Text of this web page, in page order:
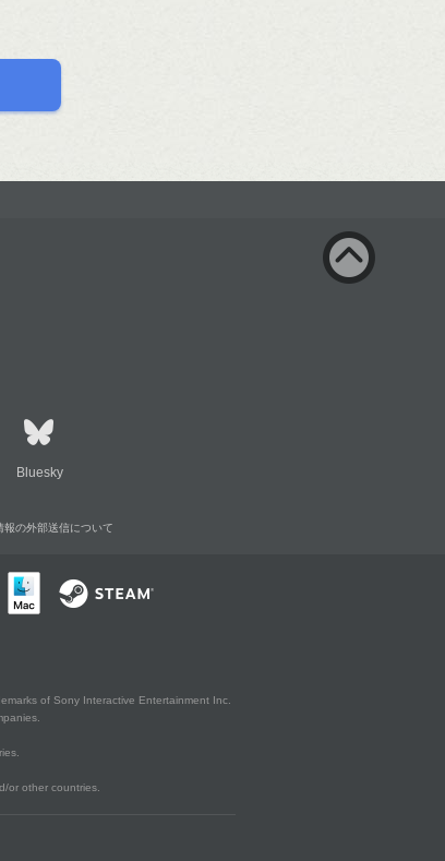
Bluesky
報の外部送信について
of Sony Interactive Entertainment Inc.
or other countries.